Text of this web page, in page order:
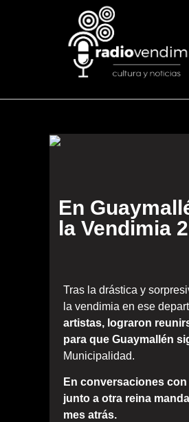
En
la Vendimia
Tras la drástica y
la vendimia en ese
artistas, lograron
para que Guaymallén
Municipalidad.
En conversaciones
junto a otra reina
mes atrás.